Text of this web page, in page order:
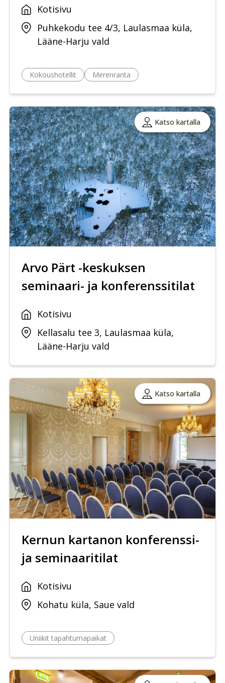
Kotisivu
Puhkekodu tee 4/3, Laulasmaa küla,
Lääne-Harju vald
Kokoushotellit Merenranta
Katso kartalla
Arvo Pärt -keskuksen
seminaari- ja konferenssitilat
Kotisivu
Kellasalu tee 3, Laulasmaa küla,
Lääne-Harju vald
Katso kartalla
Kernun kartanon konferenssi-
ja seminaaritilat
Kotisivu
Kohatu küla, Saue vald
Uniikit tapahtumapaikat